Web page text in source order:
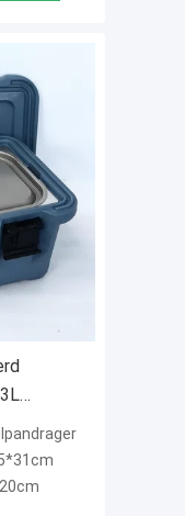
het